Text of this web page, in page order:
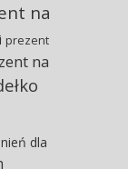
na
prezent
na
dla